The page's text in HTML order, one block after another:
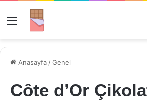
Menü
Anasayfa /Genel
Côte d’Or